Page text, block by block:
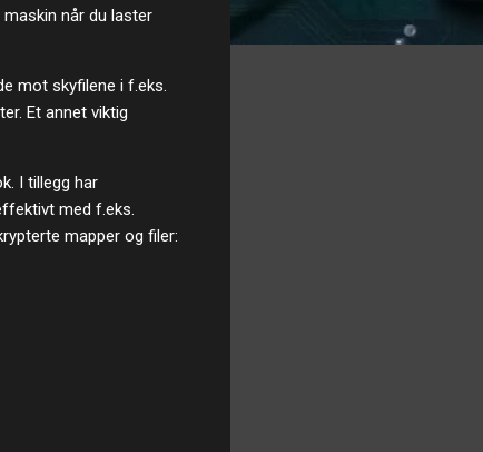
maskin når du laster
mot skyfilene i f.eks.
Et annet viktig
I tillegg har
med f.eks.
mapper og filer: